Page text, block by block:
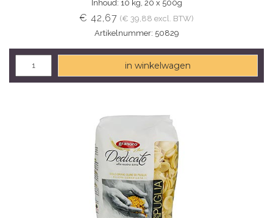
Inhoud: 10 kg, 20 x 500g
€ 42,67 (€ 39,88 excl. BTW)
Artikelnummer: 50829
in winkelwagen